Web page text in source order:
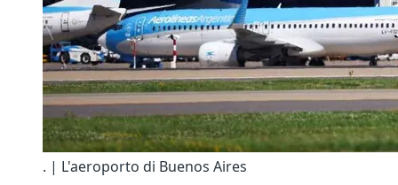
. | L'aeroporto di Buenos Aires